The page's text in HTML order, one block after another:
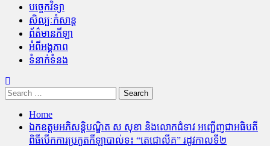
បច្ចេកវិទ្យា
សិល្បៈកំសាន្ត
ព័ត៌មានកីឡា
អំពីអង្គភាព
ទំនាក់ទំនង
Search
for:
Home
ឯកឧត្តមអភិសន្តិបណ្ឌិត ស សុខា និងលោកជំទាវ អញ្ជើញជាអធិបតី
ពិធីបើកការប្រកួតកីឡាបាល់ទះ “តេជោលីគ” រដូវកាលទី២